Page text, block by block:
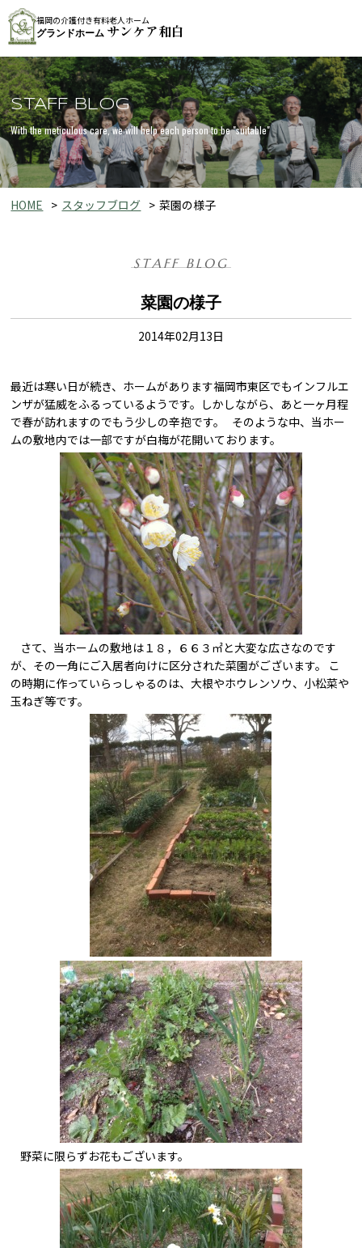
福岡の介護付き有料老人ホーム
グランドホーム サンケア和白
STAFF BLOG
With the meticulous care, we will help each person to be "suitable"
HOME スタッフブログ 菜園の様子
STAFF BLOG
菜園の様子
2014年02月13日
最近は寒い日が続き、ホームがあります福岡市東区でもインフルエ
ンザが猛威をふるっているようです。しかしながら、あと一ヶ月程
で春が訪れますのでもう少しの辛抱です。 そのような中、当ホー
ムの敷地内では一部ですが白梅が花開いております。
さて、当ホームの敷地は１８，６６３㎡と大変な広さなのです
が、その一角にご入居者向けに区分された菜園がございます。 こ
の時期に作っていらっしゃるのは、大根やホウレンソウ、小松菜や
玉ねぎ等です。
野菜に限らずお花もございます。